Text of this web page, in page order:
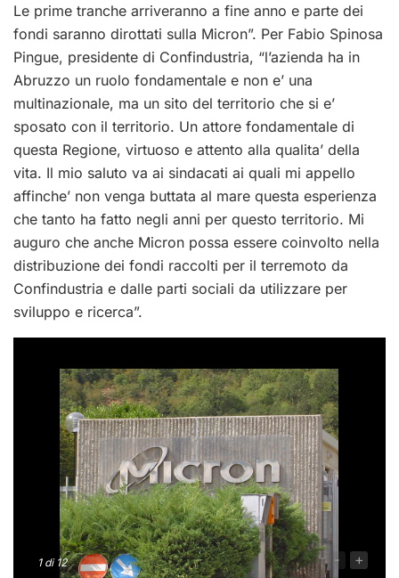
Le prime tranche arriveranno a fine anno e parte dei
fondi saranno dirottati sulla Micron”. Per Fabio Spinosa
Pingue, presidente di Confindustria, “l’azienda ha in
Abruzzo un ruolo fondamentale e non e’ una
multinazionale, ma un sito del territorio che si e’
sposato con il territorio. Un attore fondamentale di
questa Regione, virtuoso e attento alla qualita’ della
vita. Il mio saluto va ai sindacati ai quali mi appello
affinche’ non venga buttata al mare questa esperienza
che tanto ha fatto negli anni per questo territorio. Mi
auguro che anche Micron possa essere coinvolto nella
distribuzione dei fondi raccolti per il terremoto da
Confindustria e dalle parti sociali da utilizzare per
sviluppo e ricerca”.
1di 12 - +